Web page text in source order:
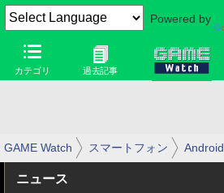
Powered by
カテゴリ 過去記事
GAME Watch スマートフォン Android
ニュース